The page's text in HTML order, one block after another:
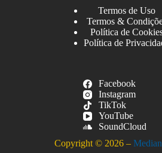
Termos de Uso
Termos &
Política de
Política de
Facebook
Instagram
TikTok
YouTube
SoundCloud
Copyright © 2026 –